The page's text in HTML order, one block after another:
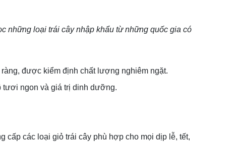
những loại trái cây nhập khẩu từ những quốc gia có
được kiểm định chất lượng nghiêm ngặt.
tươi ngon và giá trị dinh dưỡng.
cấp các loại giỏ trái cây phù hợp cho mọi dịp lễ, tết,